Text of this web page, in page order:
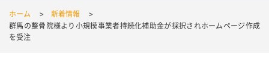
ホーム
新着情報
群馬の整骨院様より小規模事業者持続化補助金が採択されホームページ作成
を受注